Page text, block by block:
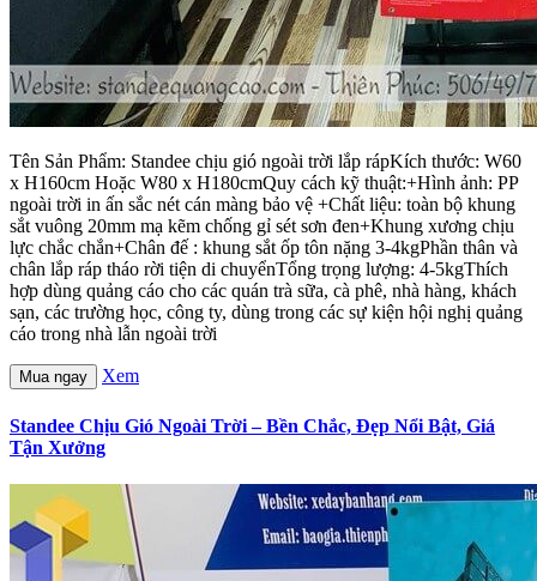
Tên Sản Phẩm: Standee chịu gió ngoài trời lắp rápKích thước: W60
x H160cm Hoặc W80 x H180cmQuy cách kỹ thuật:+Hình ảnh: PP
ngoài trời in ấn sắc nét cán màng bảo vệ +Chất liệu: toàn bộ khung
sắt vuông 20mm mạ kẽm chống gỉ sét sơn đen+Khung xương chịu
lực chắc chắn+Chân đế : khung sắt ốp tôn nặng 3-4kgPhần thân và
chân lắp ráp tháo rời tiện di chuyểnTổng trọng lượng: 4-5kgThích
hợp dùng quảng cáo cho các quán trà sữa, cà phê, nhà hàng, khách
sạn, các trường học, công ty, dùng trong các sự kiện hội nghị quảng
cáo trong nhà lẫn ngoài trời
Mua ngay Xem
Standee Chịu Gió Ngoài Trời – Bền Chắc, Đẹp Nổi Bật, Giá
Tận Xưởng